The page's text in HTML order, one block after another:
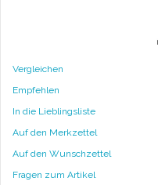
Vergleichen
Empfehlen
In die Lieblingsliste
Auf den Merkzettel
Auf den Wunschzettel
Fragen zum Artikel